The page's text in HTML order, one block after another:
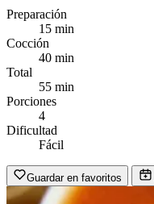
Preparación
15 min
Cocción
40 min
Total
55 min
Porciones
4
Dificultad
Fácil
Guardar en favoritos